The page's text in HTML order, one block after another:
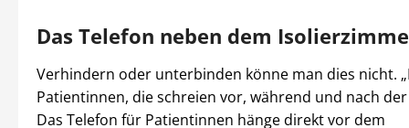
Das Telefon neben dem
Verhindern oder unterbinden könne man dies nicht.
Patientinnen, die schreien vor, während und nach der
Das Telefon für Patientinnen hänge direkt vor dem